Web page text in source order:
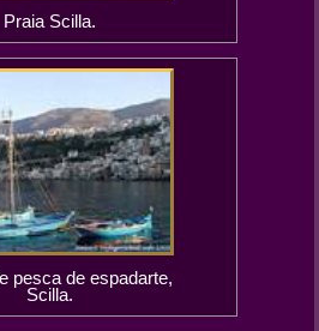
Praia Scilla.
pesca de espadarte,
Scilla.